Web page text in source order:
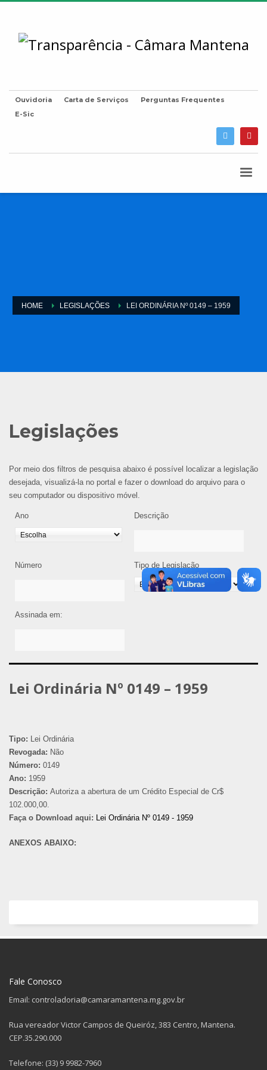
Ouvidoria Carta de Serviços
Perguntas Frequentes
E-Sic
HOME LEGISLAÇÕES LEI ORDINÁRIA Nº 0149 – 1959
Legislações
Por meio dos filtros de pesquisa abaixo é possível localizar a legislação
desejada, visualizá-la no portal e fazer o download do arquivo para o
seu computador ou dispositivo móvel.
Ano Descrição
Número Tipo de Legislação
Assinada em:
Lei Ordinária Nº 0149 – 1959
Tipo: Lei Ordinária
Revogada: Não
Número: 0149
Ano: 1959
Descrição: Autoriza a abertura de um Crédito Especial de Cr$
102.000,00.
Faça o Download aqui: Lei Ordinária Nº 0149 - 1959
ANEXOS ABAIXO:
Fale Conosco
Email: controladoria@camaramantena.mg.gov.br
Rua vereador Victor Campos de Queiróz, 383 Centro, Mantena.
CEP.35.290.000
Telefone: (33) 9 9982-7960